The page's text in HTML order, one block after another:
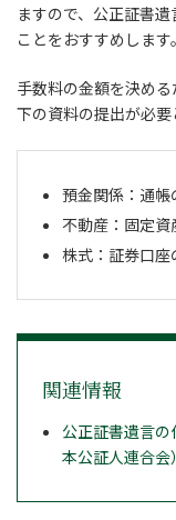
ますので、公正証書
ことをおすすめします。
手数料の金額を決め
下の資料の提出が必要
預金関係：通帳
不動産：固定
株式：証券口座
関連情報
公正証書遺言
本公証人連合会）